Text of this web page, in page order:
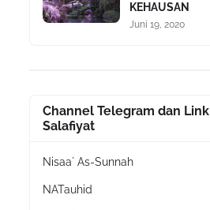
KEHAUSAN
Juni 19, 2020
Channel Telegram dan Link
Salafiyat
Nisaa` As-Sunnah
NATauhid